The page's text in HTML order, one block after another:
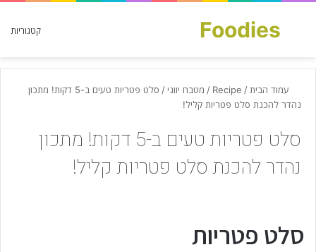
קטגוריות Foodies
חפש עבור
עמוד הבית /
Recipe
/ מטבח יווני /
סלט פטריות טעים ב-5 דקות! מתכון
נהדר להכנת סלט פטריות קליל!
סלט פטריות טעים ב-5 דקות! מתכון
נהדר להכנת סלט פטריות קליל!
סלט פטריות